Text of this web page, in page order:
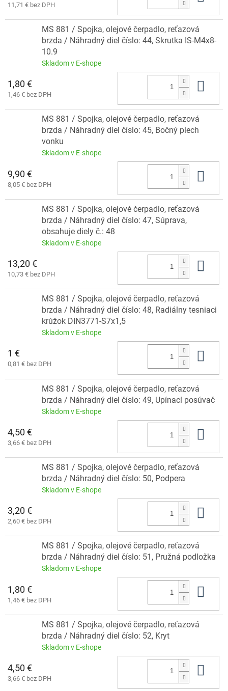
11,71 € bez DPH
MS 881 / Spojka, olejové čerpadlo, reťazová
brzda / Náhradný diel číslo: 44, Skrutka IS-M4x8-
10.9
Skladom v E-shope
1,80 €
1,46 € bez DPH
MS 881 / Spojka, olejové čerpadlo, reťazová
brzda / Náhradný diel číslo: 45, Bočný plech
vonku
Skladom v E-shope
9,90 €
8,05 € bez DPH
MS 881 / Spojka, olejové čerpadlo, reťazová
brzda / Náhradný diel číslo: 47, Súprava,
obsahuje diely č.: 48
Skladom v E-shope
13,20 €
10,73 € bez DPH
MS 881 / Spojka, olejové čerpadlo, reťazová
brzda / Náhradný diel číslo: 48, Radiálny tesniaci
krúžok DIN3771-S7x1,5
Skladom v E-shope
1 €
0,81 € bez DPH
MS 881 / Spojka, olejové čerpadlo, reťazová
brzda / Náhradný diel číslo: 49, Upínací posúvač
Skladom v E-shope
4,50 €
3,66 € bez DPH
MS 881 / Spojka, olejové čerpadlo, reťazová
brzda / Náhradný diel číslo: 50, Podpera
Skladom v E-shope
3,20 €
2,60 € bez DPH
MS 881 / Spojka, olejové čerpadlo, reťazová
brzda / Náhradný diel číslo: 51, Pružná podložka
Skladom v E-shope
1,80 €
1,46 € bez DPH
MS 881 / Spojka, olejové čerpadlo, reťazová
brzda / Náhradný diel číslo: 52, Kryt
Skladom v E-shope
4,50 €
3,66 € bez DPH